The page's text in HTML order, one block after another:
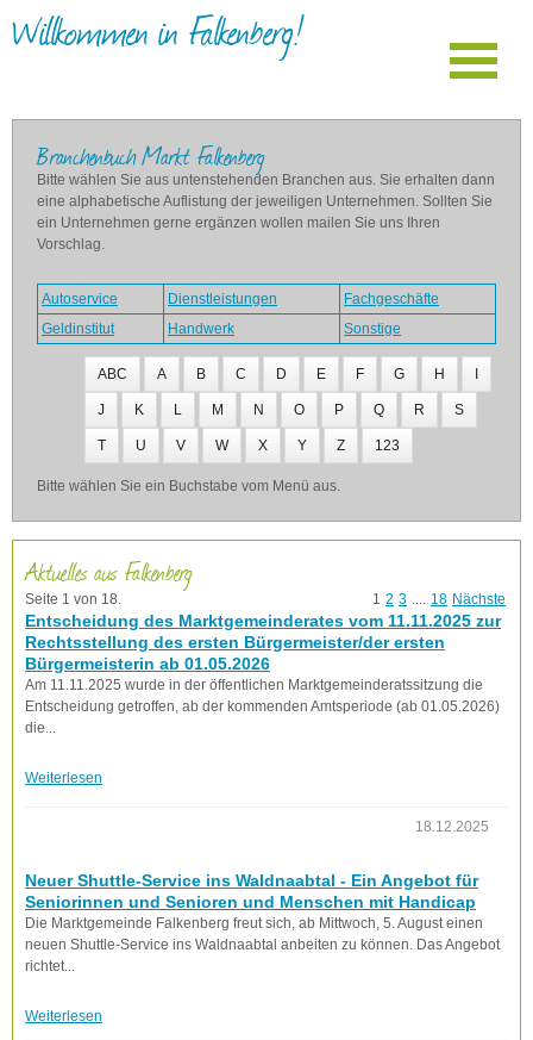
Willkommen in Falkenberg!
Branchenbuch Markt Falkenberg
Bitte wählen Sie aus untenstehenden Branchen aus. Sie erhalten dann
eine alphabetische Auflistung der jeweiligen Unternehmen. Sollten Sie
ein Unternehmen gerne ergänzen wollen mailen Sie uns Ihren
Vorschlag.
Autoservice Dienstleistungen
Fachgeschäfte
Geldinstitut
Handwerk Sonstige
ABC A B C D E F G H
J K L M N O P Q R S
T U V W X Y Z 123
Bitte wählen Sie ein Buchstabe vom Menü aus.
Aktuelles aus Falkenberg
Seite 1 von 18. 1 2 3 .... 18 Nächste
Entscheidung des Marktgemeinderates vom 11.11.2025 zur
Rechtsstellung des ersten Bürgermeister/der ersten
Bürgermeisterin ab 01.05.2026
Am 11.11.2025 wurde in der öffentlichen Marktgemeinderatssitzung die
Entscheidung getroffen, ab der kommenden Amtsperiode (ab 01.05.2026)
die...
Weiterlesen
18.12.2025
Neuer Shuttle-Service ins Waldnaabtal - Ein Angebot für
Seniorinnen und Senioren und Menschen mit Handicap
Die Marktgemeinde Falkenberg freut sich, ab Mittwoch, 5. August einen
neuen Shuttle-Service ins Waldnaabtal anbeiten zu können. Das Angebot
richtet...
Weiterlesen